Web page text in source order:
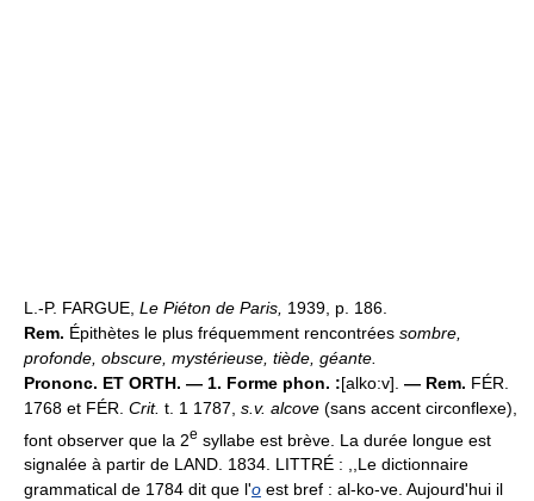
L.-P. FARGUE, Le Piéton de Paris, 1939, p. 186.
Rem. Épithètes le plus fréquemment rencontrées sombre,
profonde, obscure, mystérieuse, tiède, géante.
Prononc. ET ORTH. — 1. Forme phon. :[alko:v]. — Rem. FÉR.
1768 et FÉR. Crit. t. 1 1787, s.v. alcove (sans accent circonflexe),
font observer que la 2e syllabe est brève. La durée longue est
signalée à partir de LAND. 1834. LITTRÉ : ,,Le dictionnaire
grammatical de 1784 dit que l'o est bref : al-ko-ve. Aujourd'hui il